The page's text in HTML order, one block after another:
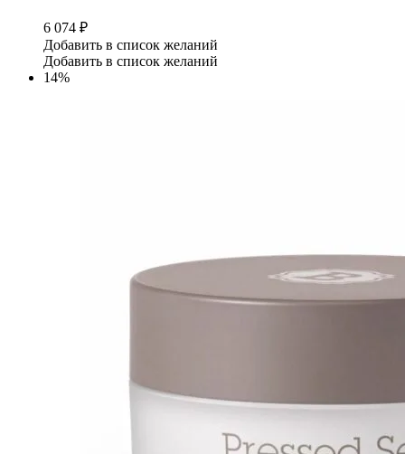
6 074 ₽
Добавить в список желаний
Добавить в список желаний
14%